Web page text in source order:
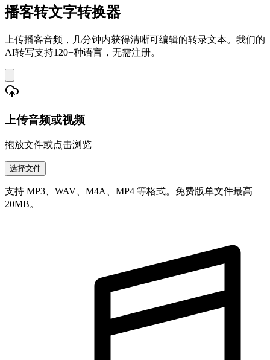
播客转文字转换器
上传播客音频，几分钟内获得清晰可编辑的转录文本。我们的
AI转写支持120+种语言，无需注册。
上传音频或视频
拖放文件或点击浏览
选择文件
支持 MP3、WAV、M4A、MP4 等格式。免费版单文件最高
20MB。